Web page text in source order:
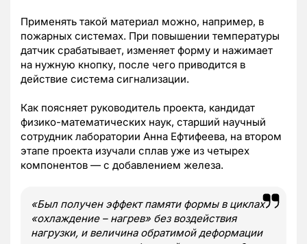
Применять такой материал можно, например, в
пожарных системах. При повышении температуры
датчик срабатывает, изменяет форму и нажимает
на нужную кнопку, после чего приводится в
действие система сигнализации.
Как поясняет руководитель проекта, кандидат
физико-математических наук, старший научный
сотрудник лаборатории Анна Ефтифеева, на втором
этапе проекта изучали сплав уже из четырех
компонентов — с добавлением железа.
«Был получен эффект памяти формы в циклах
«охлаждение – нагрев» без воздействия
нагрузки, и величина обратимой деформации